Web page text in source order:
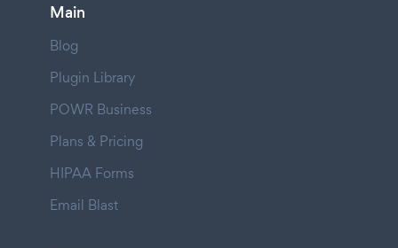
Main
Blog
Plugin Library
POWR Business
Plans & Pricing
HIPAA Forms
Email Blast